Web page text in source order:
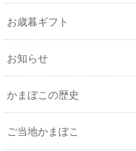
お歳暮ギフト
お知らせ
かまぼこの歴史
ご当地かまぼこ